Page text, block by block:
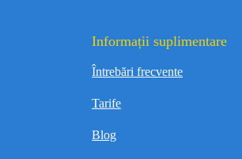
Informații suplimentare
Întrebări frecvente
Tarife
Blog